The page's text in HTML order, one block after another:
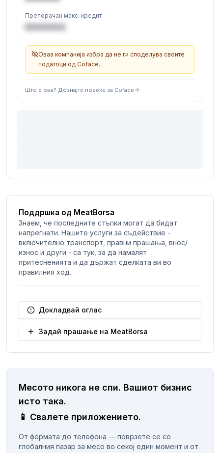
Препорачан макс. кредит
€XXXXXX
Оваа компанија избра да не ги споделува своите
податоци од Coface.
Што е ова? Дознајте повеќе за Coface
Поддршка од MeatBorsa
Знаем, че последните стъпки могат да бидат
напрегнати. Нашите услуги за съдействие -
включително транспорт, правни прашања, внос/
износ и други - са тук, за да намалят
притесненията и да държат сделката ви во
правилния ход.
Докладвай оглас
Задай прашање на MeatBorsa
Месото никога не спи. Вашиот бизнис
исто така.
📱 Свалете приложението.
От фермата до телефона — поврзете се со
глобалния пазар за месо во секој един момент и от